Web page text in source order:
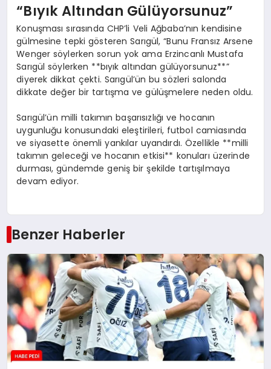
“Bıyık Altından Gülüyorsunuz”
Konuşması sırasında CHP’li Veli Ağbaba’nın kendisine
gülmesine tepki gösteren Sarıgül, “Bunu Fransız Arsene
Wenger söylerken sorun yok ama Erzincanlı Mustafa
Sarıgül söylerken **bıyık altından gülüyorsunuz**”
diyerek dikkat çekti. Sarıgül’ün bu sözleri salonda
dikkate değer bir tartışma ve gülüşmelere neden oldu.
Sarıgül’ün milli takımın başarısızlığı ve hocanın
uygunluğu konusundaki eleştirileri, futbol camiasında
ve siyasette önemli yankılar uyandırdı. Özellikle **milli
takımın geleceği ve hocanın etkisi** konuları üzerinde
durması, gündemde geniş bir şekilde tartışılmaya
devam ediyor.
Benzer Haberler